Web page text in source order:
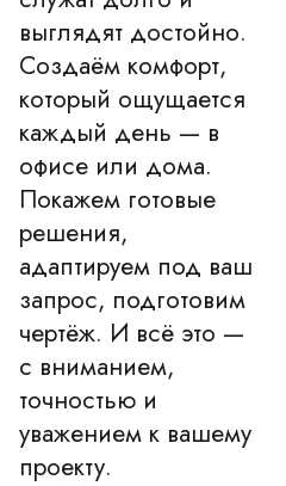
выглядят достойно.
Создаём комфорт,
который ощущается
каждый день — в
офисе или дома.
Покажем готовые
решения,
адаптируем под ваш
запрос, подготовим
чертёж. И всё это —
с вниманием,
точностью и
уважением к вашему
проекту.